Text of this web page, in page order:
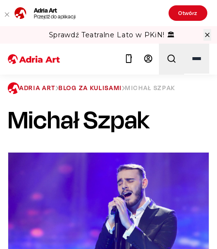
Adria Art
Przejdź do aplikacji Otwórz
Sprawdź Teatralne Lato w PKiN! 🏛️
Szukaj
ADRIA ART BLOG ZA KULISAMI MICHAŁ SZPAK
Michał Szpak